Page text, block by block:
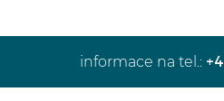
informace na tel.: